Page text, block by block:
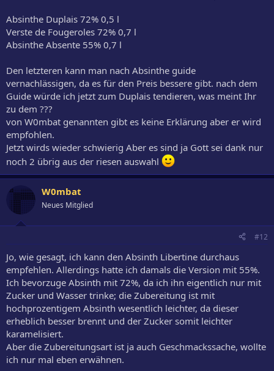
Absinthe Duplais 72% 0,5 l
Verste de Fougeroles 72% 0,7 l
Absinthe Absente 55% 0,7 l
Den letzteren kann man nach Absinthe guide
vernachlässigen, da es für den Preis bessere gibt. nach dem
Guide würde ich jetzt zum Duplais tendieren, was meint Ihr
zu dem ???
von W0mbat genannten gibt es keine Erklärung aber er wird
empfohlen.
Jetzt wirds wieder schwierig Aber es sind ja Gott sei dank nur
noch 2 übrig aus der riesen auswahl
W0mbat
Neues Mitglied
#12
Jo, wie gesagt, ich kann den Absinth Libertine durchaus
empfehlen. Allerdings hatte ich damals die Version mit 55%.
Ich bevorzuge Absinth mit 72%, da ich ihn eigentlich nur mit
Zucker und Wasser trinke; die Zubereitung ist mit
hochprozentigem Absinth wesentlich leichter, da dieser
erheblich besser brennt und der Zucker somit leichter
karamelisiert.
Aber die Zubereitungsart ist ja auch Geschmackssache, wollte
ich nur mal eben erwähnen.